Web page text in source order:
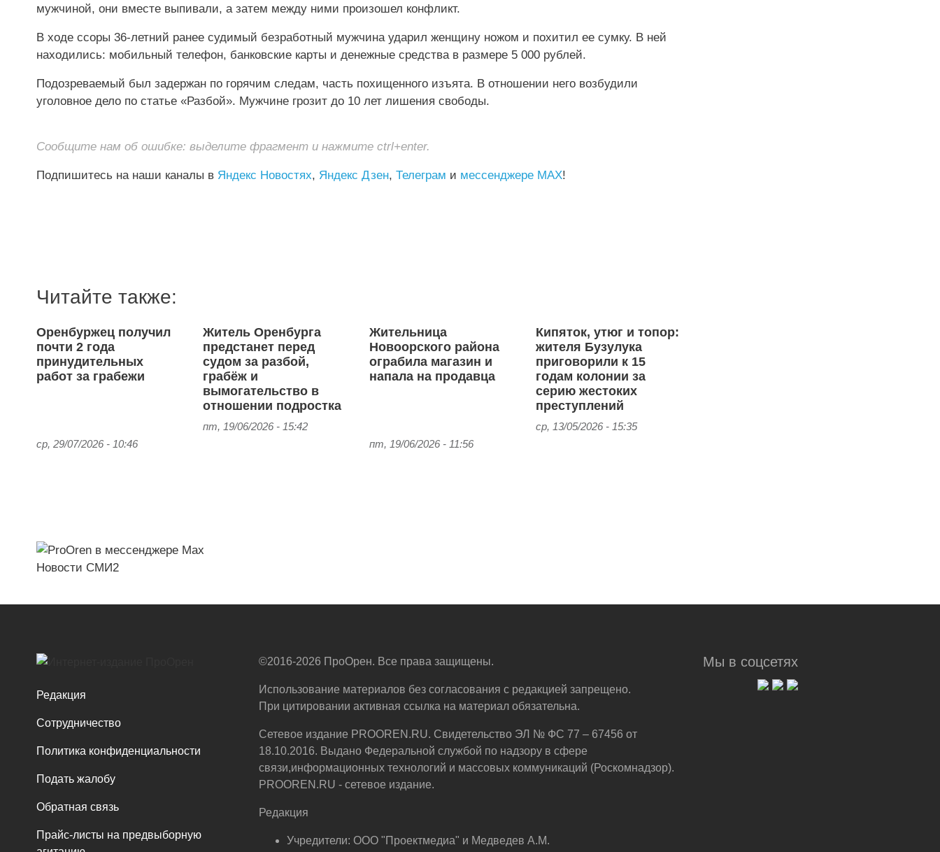
мужчиной, они вместе выпивали, а затем между ними произошел конфликт.
В ходе ссоры 36‑летний ранее судимый безработный мужчина ударил женщину ножом и похитил ее сумку. В ней
находились: мобильный телефон, банковские карты и денежные средства в размере 5 000 рублей.
Подозреваемый был задержан по горячим следам, часть похищенного изъята. В отношении него возбудили
уголовное дело по статье «Разбой». Мужчине грозит до 10 лет лишения свободы.
Сообщите нам об ошибке: выделите фрагмент и нажмите ctrl+enter.
Подпишитесь на наши каналы в Яндекс Новостях, Яндекс Дзен, Телеграм и мессенджере MAX!
Читайте также:
Оренбуржец получил
почти 2 года
принудительных
работ за грабежи
ср, 29/07/2026 - 10:46
Житель Оренбурга
предстанет перед
судом за разбой,
грабёж и
вымогательство в
отношении подростка
пт, 19/06/2026 - 15:42
Жительница
Новоорского района
ограбила магазин и
напала на продавца
пт, 19/06/2026 - 11:56
Кипяток, утюг и топор:
жителя Бузулука
приговорили к 15
годам колонии за
серию жестоких
преступлений
ср, 13/05/2026 - 15:35
Новости СМИ2
Редакция
Сотрудничество
Политика конфиденциальности
Подать жалобу
Обратная связь
Прайс-листы на предвыборную
Мы в соцсетях
©2016-2026 ПроОрен. Все права защищены.
Использование материалов без согласования с редакцией запрещено.
При цитировании активная ссылка на материал обязательна.
Сетевое издание PROOREN.RU. Свидетельство ЭЛ № ФС 77 – 67456 от
18.10.2016. Выдано Федеральной службой по надзору в сфере
связи,информационных технологий и массовых коммуникаций (Роскомнадзор).
PROOREN.RU - сетевое издание.
Редакция
Учредители: ООО "Проектмедиа" и Медведев А.М.